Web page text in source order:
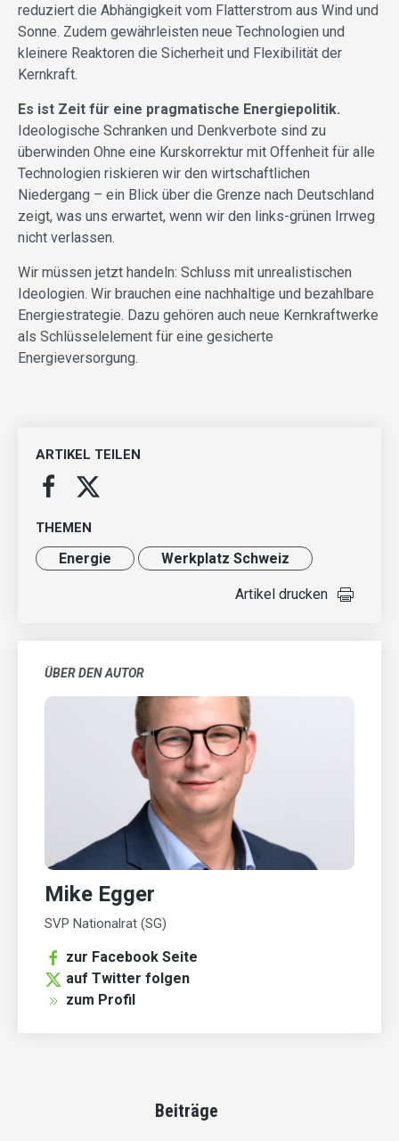
reduziert die Abhängigkeit vom Flatterstrom aus Wind und
Sonne. Zudem gewährleisten neue Technologien und
kleinere Reaktoren die Sicherheit und Flexibilität der
Kernkraft.
Es ist Zeit für eine pragmatische Energiepolitik.
Ideologische Schranken und Denkverbote sind zu
überwinden Ohne eine Kurskorrektur mit Offenheit für alle
Technologien riskieren wir den wirtschaftlichen
Niedergang – ein Blick über die Grenze nach Deutschland
zeigt, was uns erwartet, wenn wir den links-grünen Irrweg
nicht verlassen.
Wir müssen jetzt handeln: Schluss mit unrealistischen
Ideologien. Wir brauchen eine nachhaltige und bezahlbare
Energiestrategie. Dazu gehören auch neue Kernkraftwerke
als Schlüsselelement für eine gesicherte
Energieversorgung.
ARTIKEL TEILEN
THEMEN
Energie Werkplatz Schweiz
Artikel drucken
ÜBER DEN AUTOR
Mike Egger
SVP Nationalrat (SG)
zur Facebook Seite
auf Twitter folgen
zum Profil
Beiträge